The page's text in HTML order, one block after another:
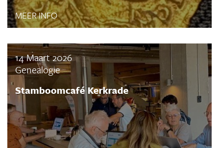
MEER INFO
14 Maart 2026
Genealogie
Stamboomcafé Kerkrade